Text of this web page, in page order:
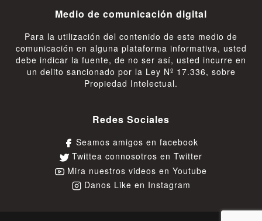
Medio de comunicación digital
Para la utilización del contenido de este medio de
comunicación en alguna plataforma informativa, usted
debe indicar la fuente, de no ser así, usted incurre en
un delito sancionado por la Ley Nº 17.336, sobre
Propiedad Intelectual.
Redes Sociales
Seamos amigos en facebook
Twittea connosotros en Twitter
Mira nuestros videos en Youtube
Danos Like en Instagram